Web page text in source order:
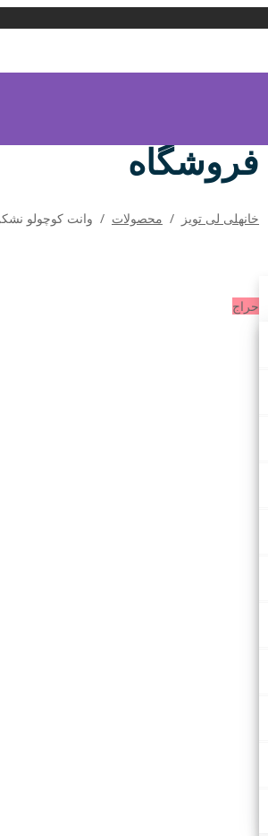
فروشگاه
خانهلی لی تویز / محصولات / وانت کوچولو
حراج